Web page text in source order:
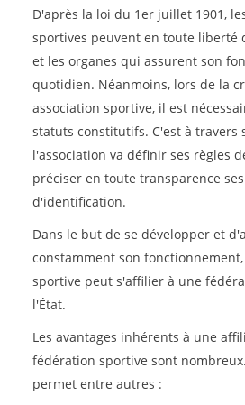
D'après la loi du 1er juillet 1901,
sportives peuvent en toute
et les organes qui assurent son
quotidien. Néanmoins, lors de la
association sportive, il est
statuts constitutifs. C'est à travers
l'association va définir ses règles
préciser en toute transparence
d'identification.
Dans le but de se développer et
constamment son
sportive peut s'affilier à une
l'État.
Les avantages inhérents à une
fédération sportive sont
permet entre autres :